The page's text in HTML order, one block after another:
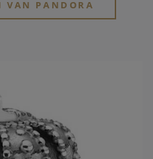
VAN PANDORA